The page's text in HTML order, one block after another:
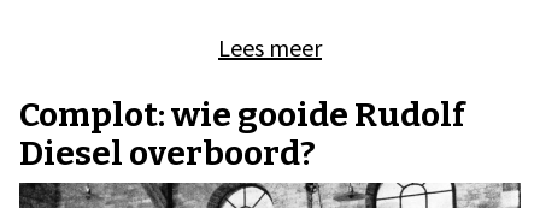
Lees meer
Complot: wie gooide Rudolf
Diesel overboord?